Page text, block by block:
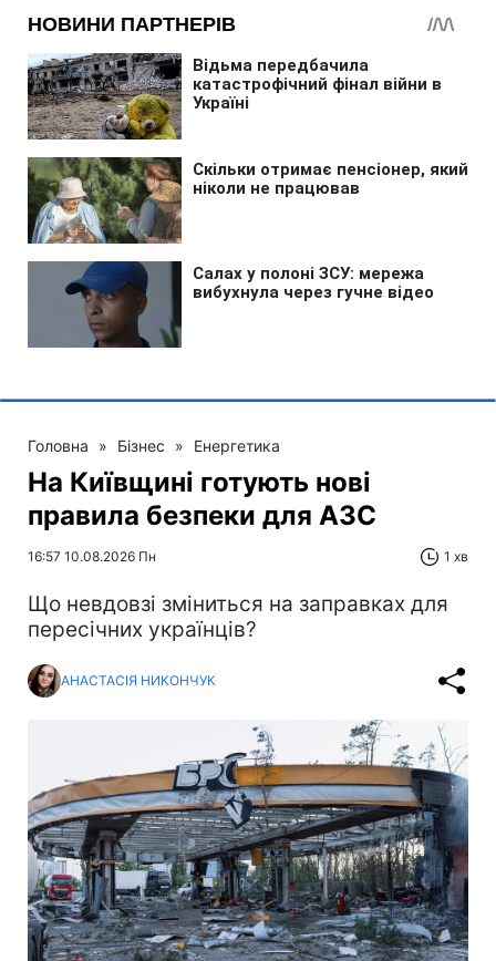
Головна » Бізнес » Енергетика
На Київщині готують нові
правила безпеки для АЗС
16:57 10.08.2026 Пн 1 хв
Що невдовзі зміниться на заправках для
пересічних українців?
АНАСТАСІЯ НИКОНЧУК